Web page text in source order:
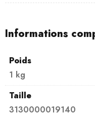
Informations
Poids
1 kg
Taille
3130000019140